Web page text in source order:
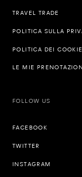
TRAVEL TRADE
POLITICA SULLA
POLITICA DEI
LE MIE
FOLLOW US
FACEBOOK
TWITTER
INSTAGRAM